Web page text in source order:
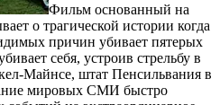
Фильм основанный на
о трагической истории когда
причин убивает пятерых
себя, устроив стрельбу в
Майнсе, штат Пенсильвания в
мировых СМИ быстро